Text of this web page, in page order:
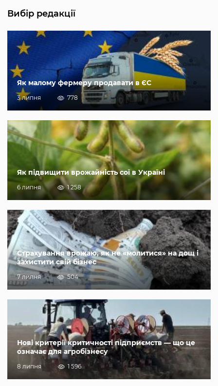
Вибір редакції
Як малому фермеру продавати в ЄС
3 липня 778
Як підвищити врожайність сої в Україні
6 липня 1 258
Страхування врожаю, як не «молитися» на дощ і
захистити свій бізнес
7 липня 504
Нові критерії критичності підприємств — що це
означає для агробізнесу
8 липня 1 596